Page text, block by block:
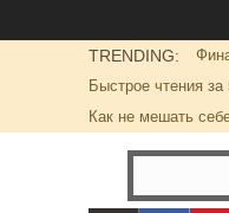
TRENDING:
Быстрое чтения за
Как не мешать